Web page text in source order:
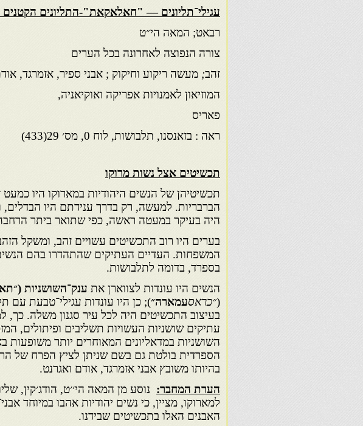
עגילי־תליונים — "חאלאקאת"-התליונים
רבאט; המאה הי״ט
צורה הנפוצה לאחרונה בכל הערים
זהב; מעשה ריקוע וחיקוק ; אבני ספיר, אזמרגד, אודם
המוזיאון לאמנויות אפריקה ואוקיאניה,
פאריס
ראה : בזאנסנו, תלבושות, לוח 0, מס׳ 29(433)
תכשיטים אצל נשות מרוקו
תכשיטיהן של הנשים היהודיות במארוקו היו
הברבריות. למעשה, רק בדרך ענידתם היו הבדלים,
היה בעיקר במעטה ראשה, כפי שתואר ביתר הרחבה
בערים היו רוב התכשיטים עשויים זהב, ומשקל
המשפחות. העדיים העתיקים שהתהדרו בהם
בספרד, בדומה לתלבושות.
הנשים היו עונדות לצווארן את ענק־השושניות
(״כראסעמארה״); כן היו עונ­דות עגילי־טבעת עם
בעיצוב התכשיטים היה לכל עיר סגנון משלה. כך,
עתיקים שושניות העשויות תשליבים ופיתולים,
השושניות במדאליונים המאוחרים יותר משופעות
הספרדית בולטת גם בשם שניתן לציץ הפרח של
בהיותו משובץ אבני אזמרגד, אודם ואגרנט.
הערת המחבר: נוסע מן המאה הי׳׳ט, הודג׳קין,
למארוקו, מציין, כי נשים יהודיות אהבו במיוחד
האבנים האלו בתכשיטים שבידנו.